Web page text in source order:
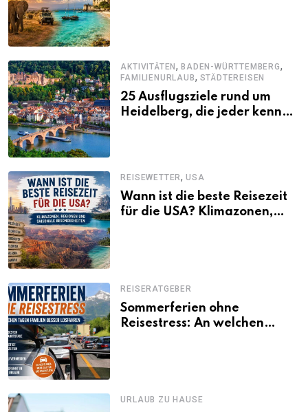
AKTIVITÄTEN,BADEN-WÜRTTEMBERG,
FAMILIENURLAUB, STÄDTEREISEN
25 Ausflugsziele rund um
Heidelberg, die jeder kennen
REISEWETTER,USA
Wann ist die beste Reisezeit
für die USA? Klimazonen,
REISERATGEBER
Sommerferien ohne
Reisestress: An welchen
URLAUB ZU HAUSE